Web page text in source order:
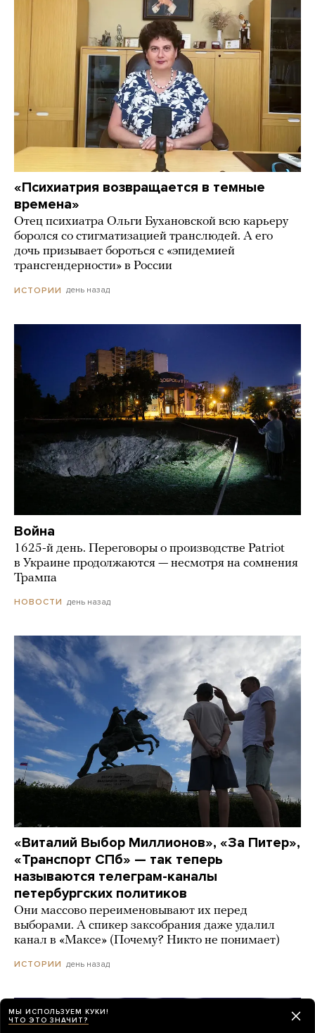
«Психиатрия возвращается в темные
времена»
Отец психиатра Ольги Бухановской всю карьеру
боролся со стигматизацией транслюдей. А его
дочь призывает бороться с «эпидемией
трансгендерности» в России
ИСТОРИИ день назад
Война
1625-й день. Переговоры о производстве Patriot
в Украине продолжаются — несмотря на сомнения
Трампа
НОВОСТИ день назад
«Виталий Выбор Миллионов», «За Питер»,
«Транспорт СПб» — так теперь
называются телеграм-каналы
петербургских политиков
Они массово переименовывают их перед
выборами. А спикер заксобрания даже удалил
канал в «Максе» (Почему? Никто не понимает)
ИСТОРИИ день назад
МЫ ИСПОЛЬЗУЕМ КУКИ!
ЧТО ЭТО ЗНАЧИТ?